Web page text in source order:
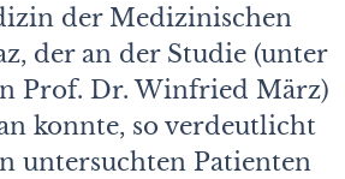
der Medizinischen
der an der Studie (unter
Prof. Dr. Winfried März)
konnte, so verdeutlicht
untersuchten Patienten